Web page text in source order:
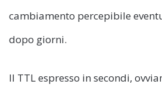
cambiamento percepibile
dopo giorni.
Il TTL espresso in secondi,